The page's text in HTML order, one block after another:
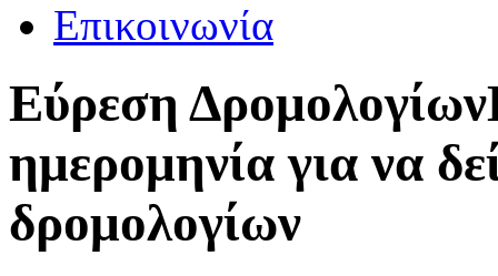
Επικοινωνία
Εύρεση Δρομολογίων
ημερομηνία για να
δρομολογίων